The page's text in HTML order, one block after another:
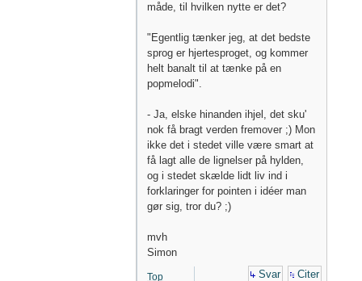
måde, til hvilken nytte er det?
"Egentlig tænker jeg, at det bedste
sprog er hjertesproget, og kommer
helt banalt til at tænke på en
popmelodi".
- Ja, elske hinanden ihjel, det sku'
nok få bragt verden fremover ;) Mon
ikke det i stedet ville være smart at
få lagt alle de lignelser på hylden,
og i stedet skælde lidt liv ind i
forklaringer for pointen i idéer man
gør sig, tror du? ;)
mvh
Simon
Top Svar Citer